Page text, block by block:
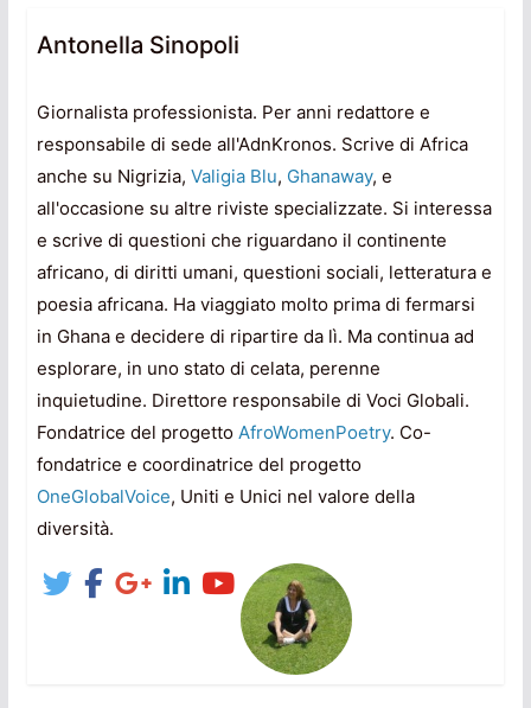
Antonella Sinopoli
Giornalista professionista. Per anni redattore e
responsabile di sede all'AdnKronos. Scrive di Africa
anche su Nigrizia, Valigia Blu, Ghanaway, e
all'occasione su altre riviste specializzate. Si interessa
e scrive di questioni che riguardano il continente
africano, di diritti umani, questioni sociali, letteratura e
poesia africana. Ha viaggiato molto prima di fermarsi
in Ghana e decidere di ripartire da lì. Ma continua ad
esplorare, in uno stato di celata, perenne
inquietudine. Direttore responsabile di Voci Globali.
Fondatrice del progetto AfroWomenPoetry. Co-
fondatrice e coordinatrice del progetto
OneGlobalVoice, Uniti e Unici nel valore della
diversità.